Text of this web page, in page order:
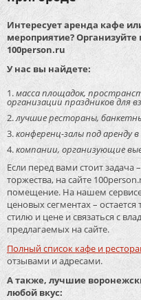
Интересует аренда кафе
мероприятие?
100person.ru
У нас вы найдете:
масса площадок,
организации праздников для
лучшие рестораны,
конференц-залы под аренду
компании, организующие
Если перед вами стоит задача
торжества, на сайте
помещение. На нашем
ценовых сегментах –
стилю и цене и связаться с
предлагаемых на сайте.
Полный список кафе и
отзывами и адресами.
А также, лучшие
любой вкус: